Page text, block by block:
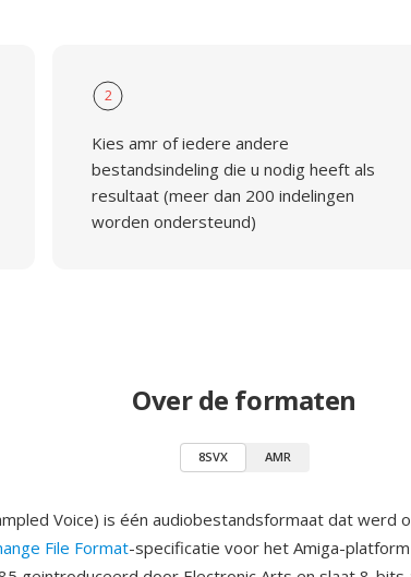
2
Kies amr of iedere andere
bestandsindeling die u nodig heeft als
resultaat (meer dan 200 indelingen
worden ondersteund)
Over de formaten
8SVX AMR
Voice) is één audiobestandsformaat dat werd
File Format-specificatie voor het Amiga-